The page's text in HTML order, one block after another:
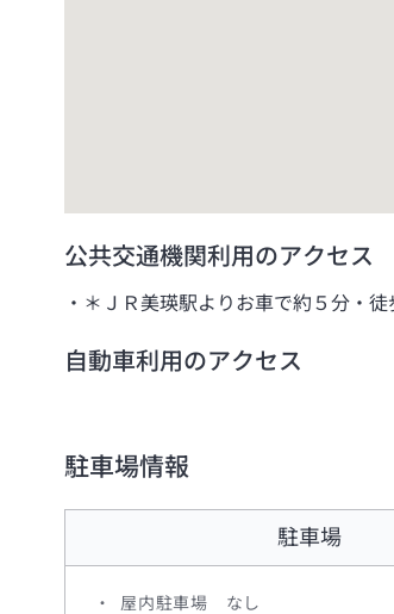
公共交通機関利用のアクセス
＊ＪＲ美瑛駅よりお車で約５分・
自動車利用のアクセス
駐車場情報
駐車場
屋内駐車場
なし